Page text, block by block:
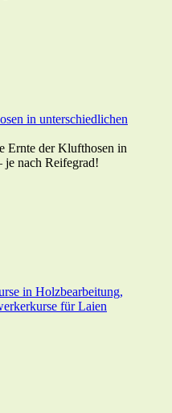
Ernte der Klufthosen in
je nach Reifegrad!